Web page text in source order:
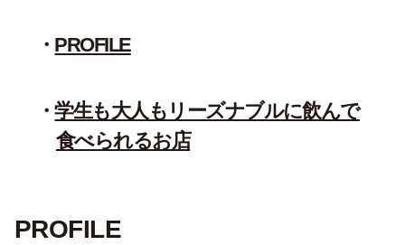
PROFILE
学生も大人もリーズナブルに飲んで
食べられるお店
PROFILE